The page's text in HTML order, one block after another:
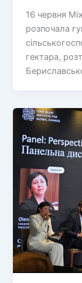
16 червня
розпочала
гектара,